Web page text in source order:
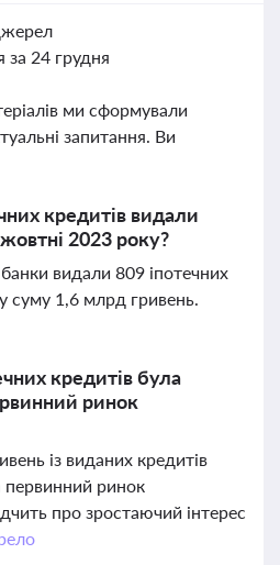
за 24 грудня
ми сформували
запитання. Ви
кредитів видали
2023 року?
видали 809 іпотечних
суму 1,6 млрд гривень.
кредитів була
ринок
із виданих кредитів
первинний ринок
про зростаючий інтерес